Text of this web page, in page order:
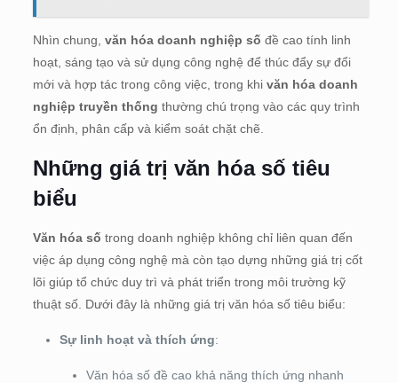
Nhìn chung, văn hóa doanh nghiệp số đề cao tính linh
hoạt, sáng tạo và sử dụng công nghệ để thúc đẩy sự đổi
mới và hợp tác trong công việc, trong khi văn hóa doanh
nghiệp truyền thống thường chú trọng vào các quy trình
ổn định, phân cấp và kiểm soát chặt chẽ.
Những giá trị văn hóa số tiêu
biểu
Văn hóa số trong doanh nghiệp không chỉ liên quan đến
việc áp dụng công nghệ mà còn tạo dựng những giá trị cốt
lõi giúp tổ chức duy trì và phát triển trong môi trường kỹ
thuật số. Dưới đây là những giá trị văn hóa số tiêu biểu:
Sự linh hoạt và thích ứng:
Văn hóa số đề cao khả năng thích ứng nhanh